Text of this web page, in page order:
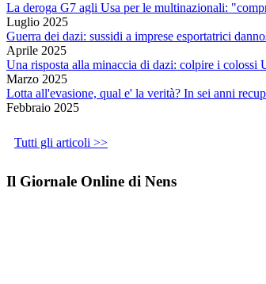
La deroga G7 agli Usa per le multinazionali:
Luglio 2025
Guerra dei dazi: sussidi a imprese esportatrici
Aprile 2025
Una risposta alla minaccia di dazi: colpire i colossi
Marzo 2025
Lotta all'evasione, qual e' la verità? In sei anni
Febbraio 2025
Tutti gli articoli >>
Il Giornale Online di Nens